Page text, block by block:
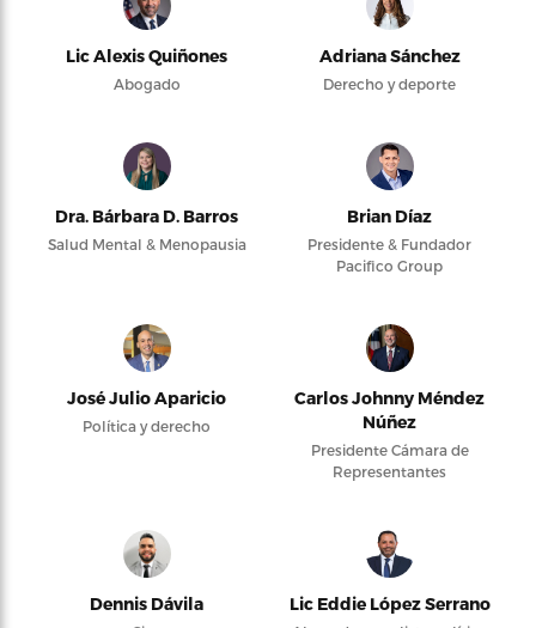
Lic Alexis Quiñones
Abogado
Adriana Sánchez
Derecho y deporte
Dra. Bárbara D. Barros
Salud Mental & Menopausia
Brian Díaz
Presidente & Fundador
Pacifico Group
José Julio Aparicio
Política y derecho
Carlos Johnny Méndez
Núñez
Presidente Cámara de
Representantes
Dennis Dávila Lic Eddie López Serrano